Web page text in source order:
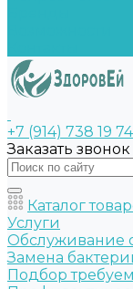
+7 (914) 738 19 74
Заказать звонок
Каталог
Услуги
Обслуживание
Замена
Подбор